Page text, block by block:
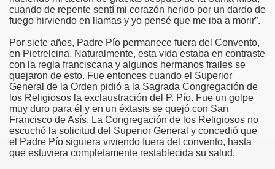
cuando de repente sentí mi corazón herido por un dardo de
fuego hirviendo en llamas y yo pensé que me iba a morir”.
Por siete años, Padre Pío permanece fuera del Convento,
en Pietrelcina. Naturalmente, esta vida estaba en contraste
con la regla franciscana y algunos hermanos frailes se
quejaron de esto. Fue entonces cuando el Superior
General de la Orden pidió a la Sagrada Congregación de
los Religiosos la exclaustración del P. Pío. Fue un golpe
muy duro para él y en un éxtasis se quejó con San
Francisco de Asís. La Congregación de los Religiosos no
escuchó la solicitud del Superior General y concedió que
el Padre Pío siguiera viviendo fuera del convento, hasta
que estuviera completamente restablecida su salud.